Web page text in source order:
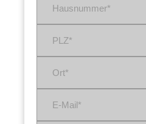
Hausnummer*
PLZ*
Ort*
E-Mail*